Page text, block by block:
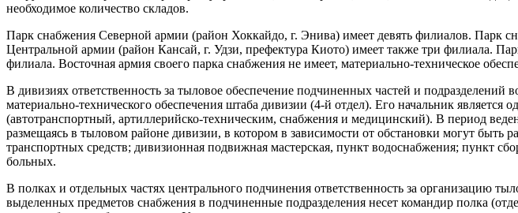
необходимое количество складов.
Парк снабжения Северной армии (район Хоккайдо, г. Энива) имеет девять филиалов. Парк
Центральной армии (район Кансай, г. Удзи, префектура Киото) имеет также три филиала.
филиала. Восточная армия своего парка снабжения не имеет, материально-техническое
В дивизиях ответственность за тыловое обеспечение подчиненных частей и
материально-технического обеспечения штаба дивизии (4-й отдел). Его начальник
(автотранспортный, артиллерийско-техническим, снабжения и медицинский). В период
размещаясь в тыловом районе дивизии, в котором в зависимости от обстановки могут
транспортных средств; дивизионная подвижная мастерская, пункт водоснабжения; пункт
больных.
В полках и отдельных частях центрального подчинения ответственность за организацию
выделенных предметов снабжения в подчиненные подразделения несет командир полка